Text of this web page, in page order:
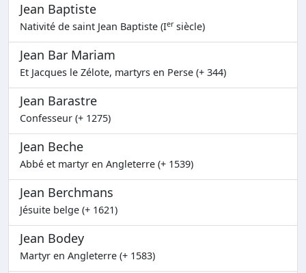
Jean Baptiste
Nativité de saint Jean Baptiste (Iersiècle)
Jean Bar Mariam
Et Jacques le Zélote, martyrs en Perse (+ 344)
Jean Barastre
Confesseur (+ 1275)
Jean Beche
Abbé et martyr en Angleterre (+ 1539)
Jean Berchmans
Jésuite belge (+ 1621)
Jean Bodey
Martyr en Angleterre (+ 1583)